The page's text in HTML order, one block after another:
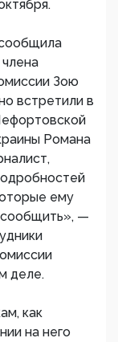
Зою
встретили в
Романа
ему
—
деле.
как
на него